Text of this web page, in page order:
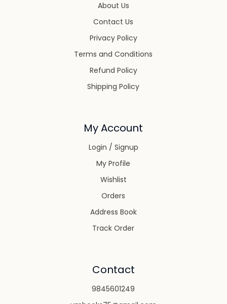
About Us
Contact Us
Privacy Policy
Terms and Conditions
Refund Policy
Shipping Policy
My Account
Login / Signup
My Profile
Wishlist
Orders
Address Book
Track Order
Contact
9845601249